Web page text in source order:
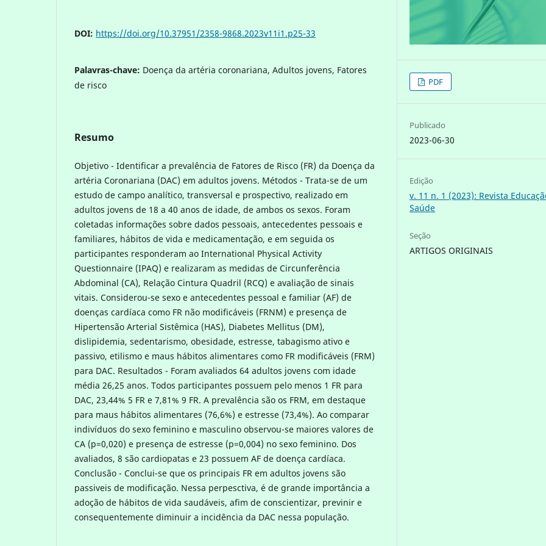
DOI: https://doi.org/10.37951/2358-9868.2023v11i1.p25-33
Palavras-chave: Doença da artéria coronariana, Adultos jovens, Fatores
de risco
Resumo
Objetivo - Identificar a prevalência de Fatores de Risco (FR) da Doença da
artéria Coronariana (DAC) em adultos jovens. Métodos - Trata-se de um
estudo de campo analítico, transversal e prospectivo, realizado em
adultos jovens de 18 a 40 anos de idade, de ambos os sexos. Foram
coletadas informações sobre dados pessoais, antecedentes pessoais e
familiares, hábitos de vida e medicamentação, e em seguida os
participantes responderam ao International Physical Activity
Questionnaire (IPAQ) e realizaram as medidas de Circunferência
Abdominal (CA), Relação Cintura Quadril (RCQ) e avaliação de sinais
vitais. Considerou-se sexo e antecedentes pessoal e familiar (AF) de
doenças cardíaca como FR não modificáveis (FRNM) e presença de
Hipertensão Arterial Sistêmica (HAS), Diabetes Mellitus (DM),
dislipidemia, sedentarismo, obesidade, estresse, tabagismo ativo e
passivo, etilismo e maus hábitos alimentares como FR modificáveis (FRM)
para DAC. Resultados - Foram avaliados 64 adultos jovens com idade
média 26,25 anos. Todos participantes possuem pelo menos 1 FR para
DAC, 23,44% 5 FR e 7,81% 9 FR. A prevalência são os FRM, em destaque
para maus hábitos alimentares (76,6%) e estresse (73,4%). Ao comparar
indivíduos do sexo feminino e masculino observou-se maiores valores de
CA (p=0,020) e presença de estresse (p=0,004) no sexo feminino. Dos
avaliados, 8 são cardiopatas e 23 possuem AF de doença cardíaca.
Conclusão - Conclui-se que os principais FR em adultos jovens são
passiveis de modificação. Nessa perpesctiva, é de grande importância a
adoção de hábitos de vida saudáveis, afim de conscientizar, previnir e
consequentemente diminuir a incidência da DAC nessa população.
PDF
Publicado
2023-06-30
Edição
v. 11 n. 1 (2023): Revista
Saúde
Seção
ARTIGOS ORIGINAIS